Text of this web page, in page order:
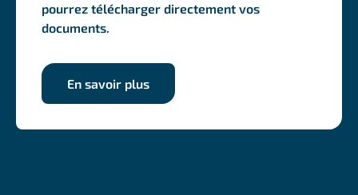
pourrez télécharger directement vos
documents.
En savoir plus